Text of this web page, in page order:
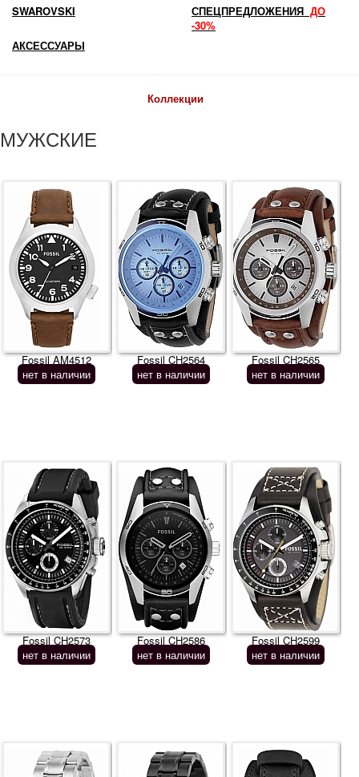
SWAROVSKI
СПЕЦПРЕДЛОЖЕНИЯ ДО
-30%
АКСЕССУАРЫ
Коллекции
МУЖСКИЕ
Fossil AM4512
нет в наличии
Fossil CH2564
нет в наличии
Fossil CH2565
нет в наличии
Fossil CH2573
нет в наличии
Fossil CH2586
нет в наличии
Fossil CH2599
нет в наличии